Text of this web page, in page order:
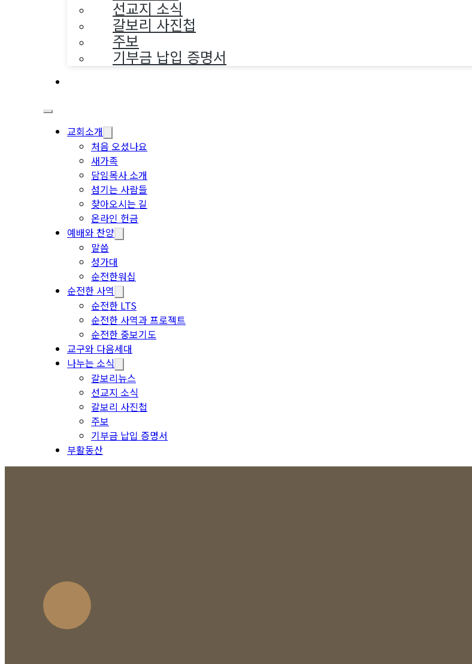
선교지 소식
갈보리 사진첩
주보
기부금 납입 증명서
교회소개
처음 오셨나요
새가족
담임목사 소개
섬기는 사람들
찾아오시는 길
온라인 헌금
예배와 찬양
말씀
성가대
순전한워십
순전한 사역
순전한 LTS
순전한 사역과 프로젝트
순전한 중보기도
교구와 다음세대
나누는 소식
갈보리뉴스
선교지 소식
갈보리 사진첩
주보
기부금 납입 증명서
부활동산